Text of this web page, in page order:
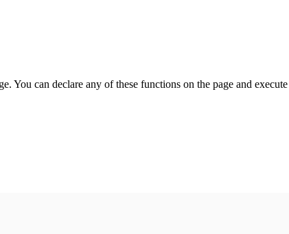
You can declare any of these functions on the page and